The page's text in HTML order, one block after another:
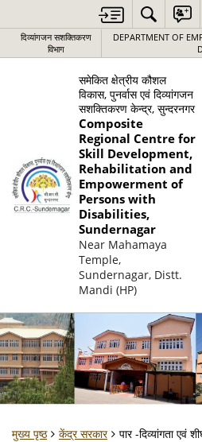
दिव्यांगजन सशक्तिकरण
विभाग
DEPARTMENT OF
समेकित क्षेत्रीय कौशल
विकास, पुनर्वास एवं दिव्यांगजन
सशक्तिकरण केन्द्र, सुन्दरनगर
Composite
Regional Centre for
Skill Development,
Rehabilitation and
Empowerment of
Persons with
Disabilities,
Sundernagar
Near Mahamaya
Temple,
Sundernagar, Distt.
Mandi (HP)
मुख्य पृष्ठ केंद्र सरकार पार -दिव्यांगता एवं